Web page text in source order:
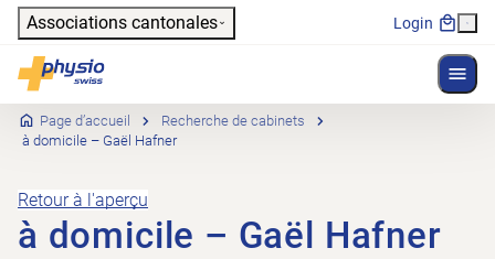
Header
Associations cantonales Login
Physioswiss
Navigation principale
Page d’accueil
Recherche de cabinets
à domicile – Gaël Hafner
Retour à l'aperçu
à domicile – Gaël Hafner